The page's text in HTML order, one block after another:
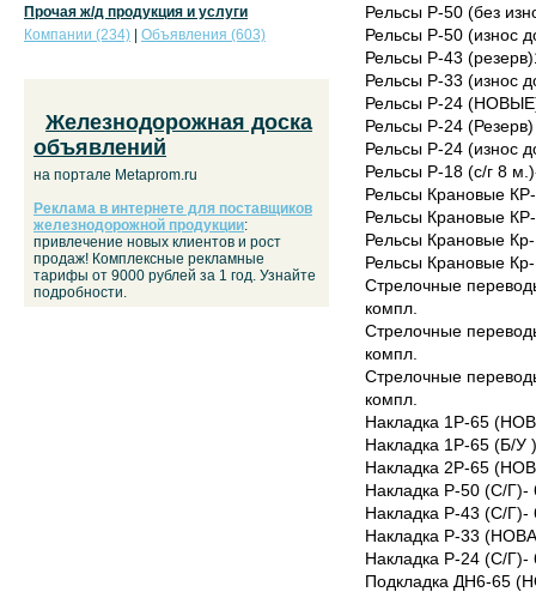
Рельсы Р-50 (без
Рельсы Р-50 (износ
Рельсы Р-43
Рельсы Р-33 (износ
Рельсы Р-24
Рельсы Р-24
Рельсы Р-24 (износ
Рельсы Р-18 (с/г 8
Рельсы Крановые
Рельсы Крановые
Рельсы Крановые
Рельсы Крановые
Стрелочные
компл.
Стрелочные
компл.
Стрелочные
компл.
Накладка 1Р-65
Накладка 1Р-65 (Б/У
Накладка 2Р-65
Накладка Р-50 (С/Г)-
Накладка Р-43 (С/Г)-
Накладка Р-33
Накладка Р-24 (С/Г)-
Подкладка ДН6-65
Прочая ж/д продукция и услуги
Компании (234)
Объявления (603)
Железнодорожная доска
объявлений
на портале Metaprom.ru
Реклама в интернете для поставщиков
железнодорожной продукции:
привлечение новых клиентов и рост
продаж! Комплексные рекламные
тарифы от 9000 рублей за 1 год. Узнайте
подробности.